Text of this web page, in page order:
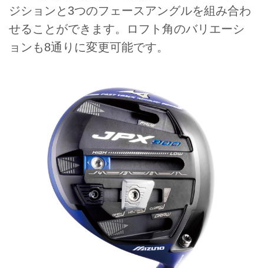
ジションと3つのフェースアングルを組み合わ
せることができます。ロフト角のバリエーシ
ョンも8通りに変更可能です。